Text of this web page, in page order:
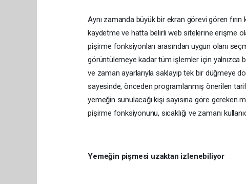
Aynı zamanda büyük bir ekran görevi gören
kaydetme ve hatta belirli web sitelerine erişme
pişirme fonksiyonları arasından uygun olanı
görüntülemeye kadar tüm işlemler için
ve zaman ayarlarıyla saklayıp tek bir düğmeye
sayesinde, önceden programlanmış önerilen
yemeğin sunulacağı kişi sayısına göre gereken
pişirme fonksiyonunu, sıcaklığı ve zamanı
Yemeğin pişmesi uzaktan izlenebiliyor